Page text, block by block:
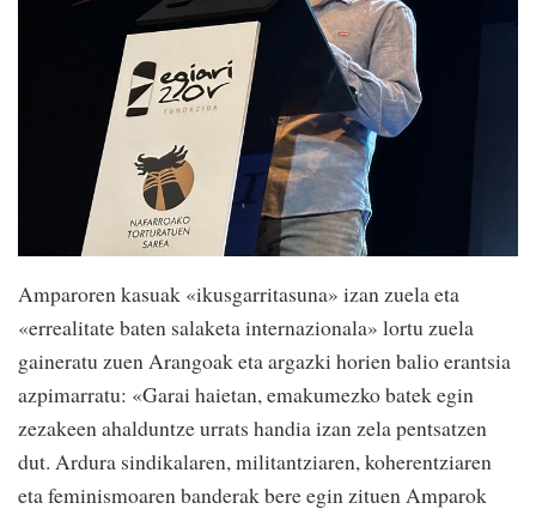
Amparoren kasuak «ikusgarritasuna» izan zuela eta
«errealitate baten salaketa internazionala» lortu zuela
gaineratu zuen Arangoak eta argazki horien balio erantsia
azpimarratu: «Garai haietan, emakumezko batek egin
zezakeen ahalduntze urrats handia izan zela pentsatzen
dut. Ardura sindikalaren, militantziaren, koherentziaren
eta feminismoaren banderak bere egin zituen Amparok